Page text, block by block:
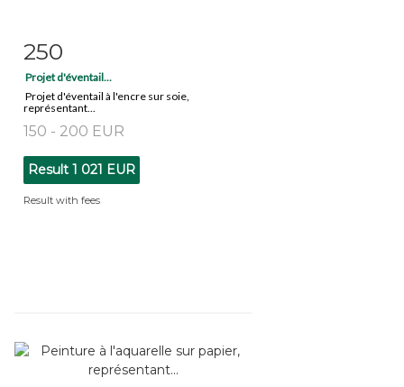
Item detail
250
Projet d'éventail...
Projet d'éventail à l'encre sur soie,
représentant...
150 - 200 EUR
Result 1 021 EUR
Result with fees